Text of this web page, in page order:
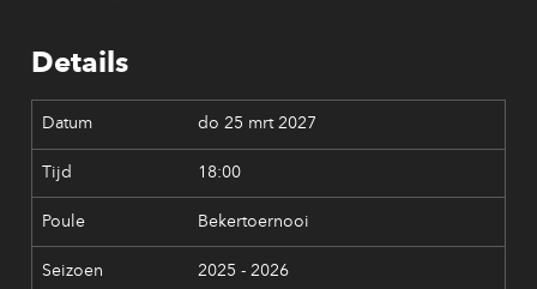
Details
do 25 mrt 2027
18:00
Bekertoernooi
2025 - 2026